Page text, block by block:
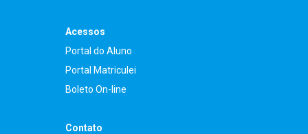
Acessos
Portal do Aluno
Portal Matriculei
Boleto On-line
Contato